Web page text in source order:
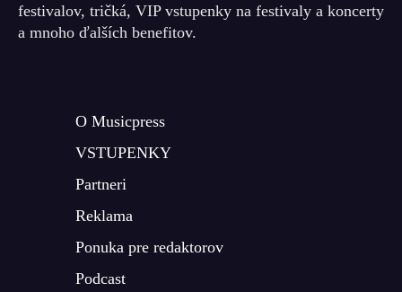
festivalov, tričká, VIP vstupenky na festivaly a koncerty
a mnoho ďalších benefitov.
O Musicpress
VSTUPENKY
Partneri
Reklama
Ponuka pre redaktorov
Podcast